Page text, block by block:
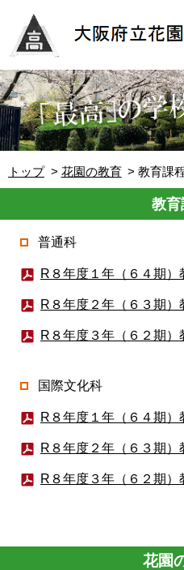
トップ 花園の教育 教育課
教
普通科
R８年度１年（６４期
R８年度２年（６３期
R８年度３年（６２期
国際文化科
R８年度１年（６４期
R８年度２年（６３期
R８年度３年（６２期
花園